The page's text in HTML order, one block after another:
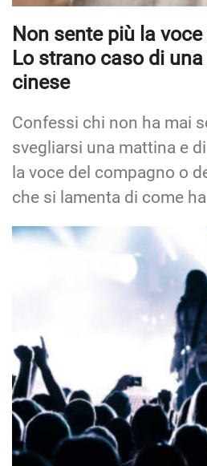
Non sente più la
Lo strano caso di
cinese
Confessi chi non ha mai
svegliarsi una mattina e
la voce del compagno o
che si lamenta di come